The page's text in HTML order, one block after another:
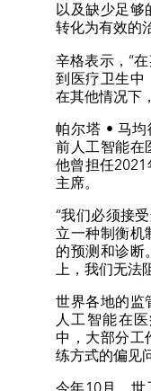
以及缺少足
转化为有效的
辛格表示，“
到医疗卫生
在其他情况下
帕尔塔 • 马
前人工智能在
他曾担任
主席。
“我们必须接
立一种制衡机
的预测和诊
上，我们无法
世界各地的
人工智能在
中，大部分工
练方式的偏见